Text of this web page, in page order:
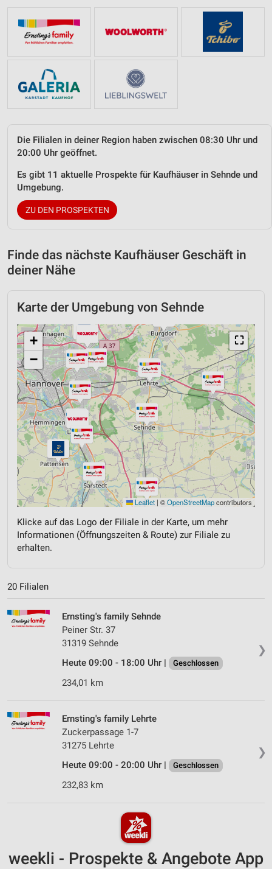
Die Filialen in deiner Region haben zwischen 08:30 Uhr und
20:00 Uhr geöffnet.
Es gibt 11 aktuelle Prospekte für Kaufhäuser in Sehnde und
Umgebung.
ZU DEN PROSPEKTEN
Finde das nächste Kaufhäuser Geschäft in
deiner Nähe
Karte der Umgebung von Sehnde
⛶
+
−
Leaflet | ©OpenStreetMapcontributors
Klicke auf das Logo der Filiale in der Karte, um mehr
Informationen (Öffnungszeiten & Route) zur Filiale zu
erhalten.
20 Filialen
❯
Ernsting's family Sehnde
Peiner Str. 37
31319 Sehnde
Heute 09:00 - 18:00 Uhr |
Geschlossen
234,01 km
❯
Ernsting's family Lehrte
Zuckerpassage 1-7
31275 Lehrte
Heute 09:00 - 20:00 Uhr |
Geschlossen
232,83 km
weekli - Prospekte & Angebote App